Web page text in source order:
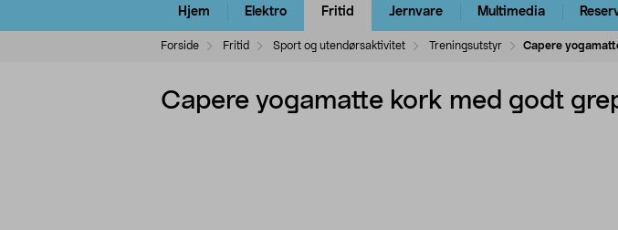
Hjem Elektro Fritid Jernvare Multimedia
Forside Fritid Sport og utendørsaktivitet Treningsutstyr Capere
Capere yogamatte kork med godt